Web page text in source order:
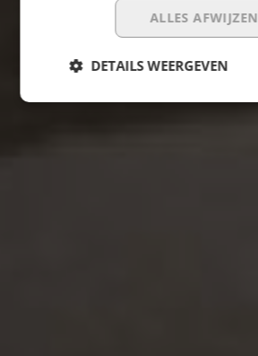
ALLES AFWIJZEN
DETAILS WEERGEVEN